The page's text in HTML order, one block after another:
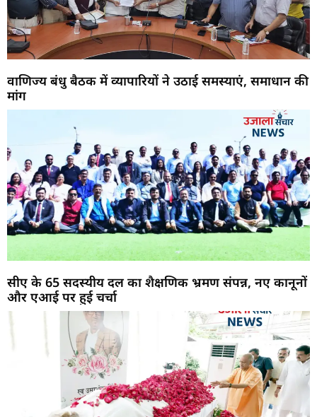
वाणिज्य बंधु बैठक में व्यापारियों ने उठाई समस्याएं, समाधान की
मांग
सीए के 65 सदस्यीय दल का शैक्षणिक भ्रमण संपन्न, नए कानूनों
और एआई पर हुई चर्चा